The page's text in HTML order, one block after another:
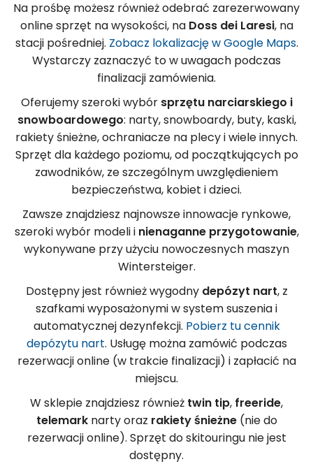
Na prośbę możesz również odebrać zarezerwowany
online sprzęt na wysokości, na Doss dei Laresi, na
stacji pośredniej. Zobacz lokalizację w Google Maps.
Wystarczy zaznaczyć to w uwagach podczas
finalizacji zamówienia.
Oferujemy szeroki wybór sprzętu narciarskiego i
snowboardowego: narty, snowboardy, buty, kaski,
rakiety śnieżne, ochraniacze na plecy i wiele innych.
Sprzęt dla każdego poziomu, od początkujących po
zawodników, ze szczególnym uwzględieniem
bezpieczeństwa, kobiet i dzieci.
Zawsze znajdziesz najnowsze innowacje rynkowe,
szeroki wybór modeli i nienaganne przygotowanie,
wykonywane przy użyciu nowoczesnych maszyn
Wintersteiger.
Dostępny jest również wygodny depózyt nart, z
szafkami wyposażonymi w system suszenia i
automatycznej dezynfekcji. Pobierz tu cennik
depózytu nart. Usługę można zamówić podczas
rezerwacji online (w trakcie finalizacji) i zapłacić na
miejscu.
W sklepie znajdziesz również twin tip, freeride,
telemarknarty oraz rakiety śnieżne(nie do
rezerwacji online). Sprzęt do skitouringu nie jest
dostępny.